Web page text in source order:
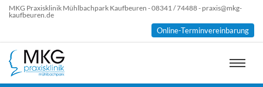
MKG Praxisklinik Mühlbachpark Kaufbeuren - 08341 / 74488 - praxis@mkg-
kaufbeuren.de
Online-Terminvereinbarung